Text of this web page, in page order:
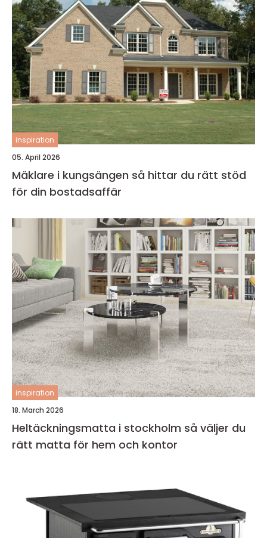
inspiration
05. April 2026
Mäklare i kungsängen så hittar du rätt stöd
för din bostadsaffär
inspiration
18. March 2026
Heltäckningsmatta i stockholm så väljer du
rätt matta för hem och kontor